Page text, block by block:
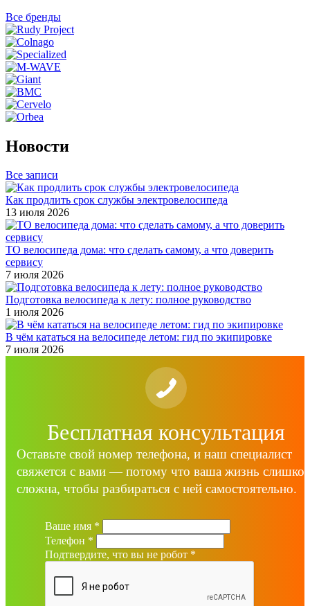
Все бренды
Новости
Все записи
Как продлить срок службы электровелосипеда
13 июля 2026
ТО велосипеда дома: что сделать самому, а что доверить
сервису
7 июля 2026
Подготовка велосипеда к лету: полное руководство
1 июля 2026
В чём кататься на велосипеде летом: гид по экипировке
7 июля 2026
Бесплатная консультация
Оставьте свой номер телефона, и наш специалист
свяжется с вами — потому что ваша жизнь
сложна, чтобы разбираться с ней самостоятельно.
Ваше имя *
Телефон *
Подтвердите, что вы не робот *